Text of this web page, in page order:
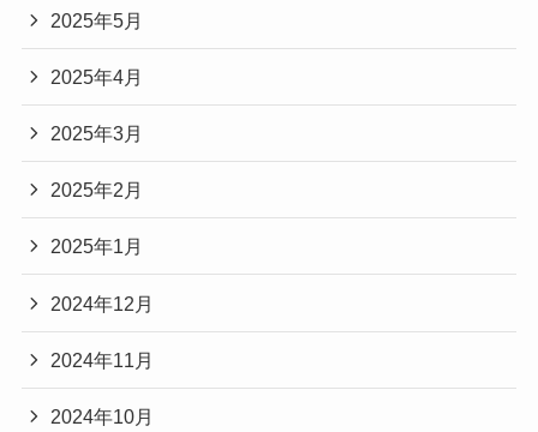
2025年5月
2025年4月
2025年3月
2025年2月
2025年1月
2024年12月
2024年11月
2024年10月